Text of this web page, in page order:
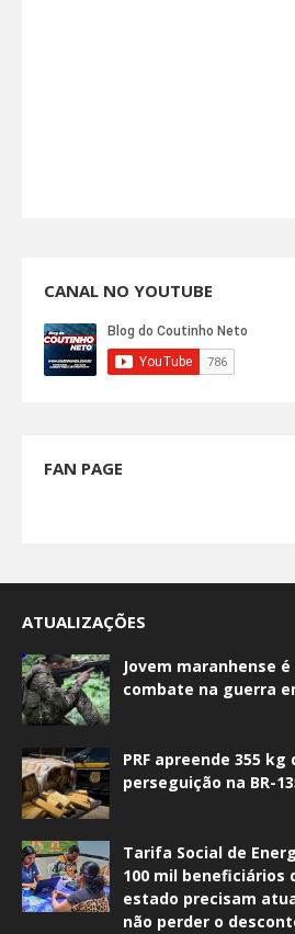
CANAL NO YOUTUBE
FAN PAGE
ATUALIZAÇÕES
Jovem maranhense
combate na guerra
PRF apreende 355
perseguição na BR-
Tarifa Social de
100 mil beneficiários
estado precisam
não perder o